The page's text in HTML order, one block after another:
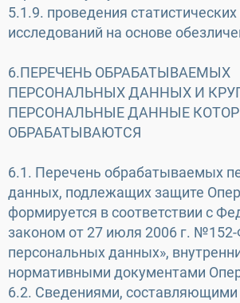
5.1.9. проведения
исследований на основе
6.ПЕРЕЧЕНЬ ОБРАБАТЫВАЕМЫХ
ПЕРСОНАЛЬНЫХ ДАННЫХ И
ПЕРСОНАЛЬНЫЕ ДАННЫЕ
ОБРАБАТЫВАЮТСЯ
6.1. Перечень обрабатываемых
данных, подлежащих защите
формируется в соответствии с
законом от 27 июля 2006 г.
персональных данных»,
нормативными документами
6.2. Сведениями,